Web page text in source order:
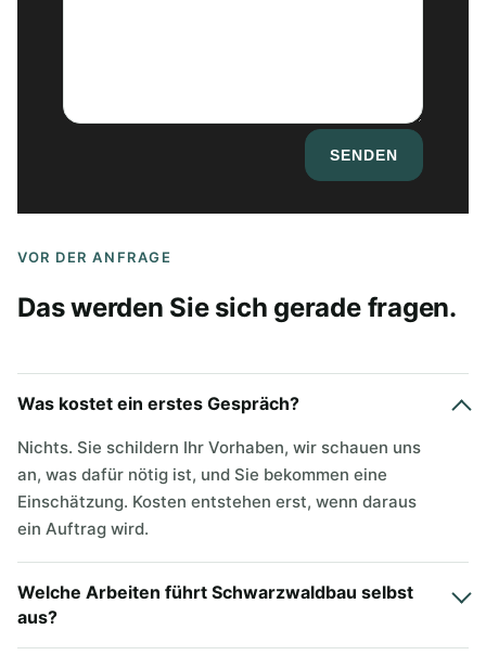
SENDEN
VOR DER ANFRAGE
Das werden Sie sich gerade fragen.
Was kostet ein erstes Gespräch?
Nichts. Sie schildern Ihr Vorhaben, wir schauen uns
an, was dafür nötig ist, und Sie bekommen eine
Einschätzung. Kosten entstehen erst, wenn daraus
ein Auftrag wird.
Welche Arbeiten führt Schwarzwaldbau selbst
aus?